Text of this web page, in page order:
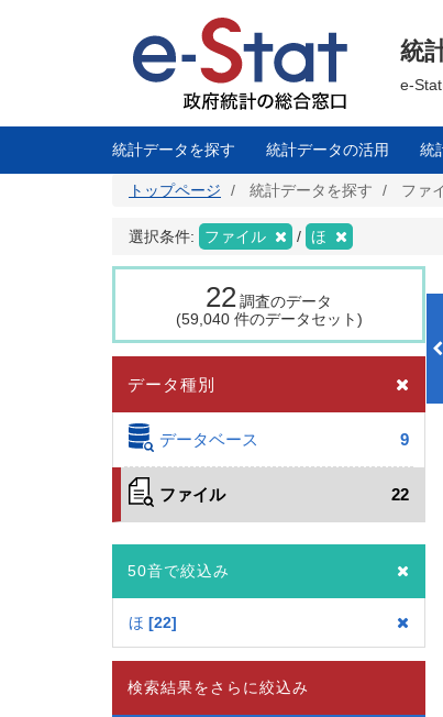
に
統
e-
統計データを探す 統計データの活用 統
トップページ 統計データを探す ファ
選択条件: ファイル ほ
22調査のデータ
(59,040 件のデータセット)
データ種別
データベース 9
ファイル 22
50音で絞込み
ほ 22
検索結果をさらに絞込み